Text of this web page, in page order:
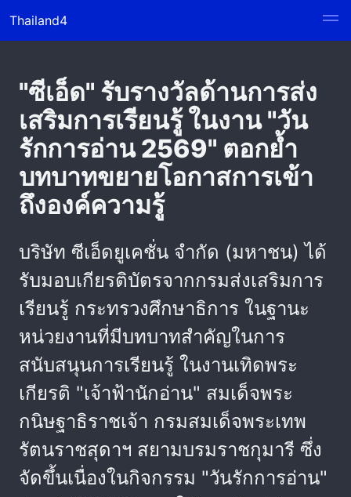
Thailand4
"ซีเอ็ด" รับรางวัลด้านการส่ง
เสริมการเรียนรู้ ในงาน "วัน
รักการอ่าน 2569" ตอกย้ำ
บทบาทขยายโอกาสการเข้า
ถึงองค์ความรู้
บริษัท ซีเอ็ดยูเคชั่น จำกัด (มหาชน) ได้
รับมอบเกียรติบัตรจากกรมส่งเสริมการ
เรียนรู้ กระทรวงศึกษาธิการ ในฐานะ
หน่วยงานที่มีบทบาทสำคัญในการ
สนับสนุนการเรียนรู้ ในงานเทิดพระ
เกียรติ "เจ้าฟ้านักอ่าน" สมเด็จพระ
กนิษฐาธิราชเจ้า กรมสมเด็จพระเทพ
รัตนราชสุดาฯ สยามบรมราชกุมารี ซึ่ง
จัดขึ้นเนื่องในกิจกรรม "วันรักการอ่าน"